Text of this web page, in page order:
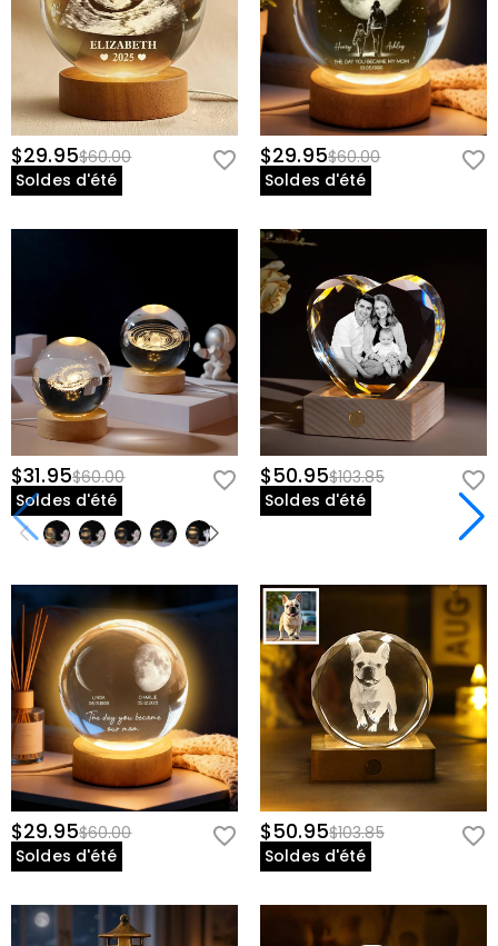
$29.95$60.00
Soldes d'été
$29.95$60.00
Soldes d'été
$31.95$60.00
Soldes d'été
$50.95$103.85
Soldes d'été
$29.95$60.00
Soldes d'été
$50.95$103.85
Soldes d'été